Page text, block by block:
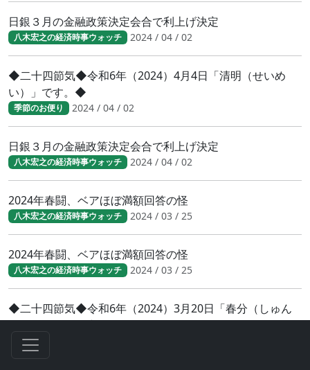
日銀３月の金融政策決定会合で利上げ決定
八木宏之の経済時事ウォッチ 2024 / 04 / 02
◆二十四節気◆令和6年（2024）4月4日「清明（せいめ
い）」です。◆
季節のお便り 2024 / 04 / 02
日銀３月の金融政策決定会合で利上げ決定
八木宏之の経済時事ウォッチ 2024 / 04 / 02
2024年春闘、ベアほぼ満額回答の怪
八木宏之の経済時事ウォッチ 2024 / 03 / 25
2024年春闘、ベアほぼ満額回答の怪
八木宏之の経済時事ウォッチ 2024 / 03 / 25
◆二十四節気◆令和6年（2024）3月20日「春分（しゅん
ぶん）」です。◆
季節のお便り